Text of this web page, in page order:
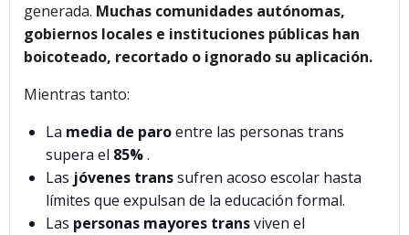
generada. Muchas comunidades autónomas,
gobiernos locales e instituciones públicas han
boicoteado, recortado o ignorado su aplicación.
Mientras tanto:
La media de paroentre las personas trans
supera el 85%.
Las jóvenes transsufren acoso escolar hasta
límites que expulsan de la educación formal.
Las personas mayores transviven el